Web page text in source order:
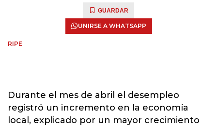
GUARDAR
UNIRSE A WHATSAPP
RIPE
Durante el mes de abril el desempleo
registró un incremento en la economía
local, explicado por un mayor crecimiento